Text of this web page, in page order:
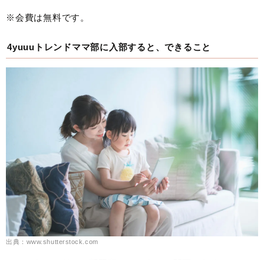
※会費は無料です。
4yuuuトレンドママ部に入部すると、できること
出典：www.shutterstock.com